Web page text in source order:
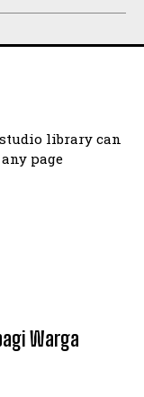
library can
page
Warga